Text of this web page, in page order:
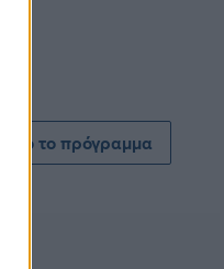
όλο το πρόγραμμα